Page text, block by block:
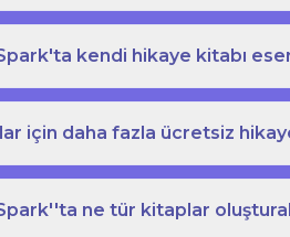
kendi hikaye kitabı
için daha fazla ücretsiz
ne tür kitaplar